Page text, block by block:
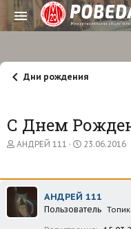
Дни рождения
С Днем
А
о
р
т
е
АНДРЕЙ 111
Д
а
а
ч
23.06.2016
АНДРЕЙ 111
Пользователь